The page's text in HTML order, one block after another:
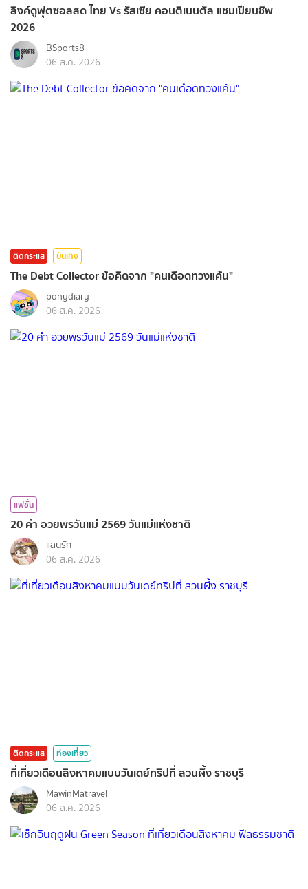
ลิงค์ดูฟุตซอลสด ไทย Vs รัสเซีย คอนติเนนตัล แชมเปียนชิพ
2026
BSports8
06 ส.ค. 2026
ติดกระแส บันเทิง
The Debt Collector ข้อคิดจาก "คนเดือดทวงแค้น"
ponydiary
06 ส.ค. 2026
แฟชั่น
20 คำ อวยพรวันแม่ 2569 วันแม่แห่งชาติ
แสนรัก
06 ส.ค. 2026
ติดกระแส ท่องเที่ยว
ที่เที่ยวเดือนสิงหาคมแบบวันเดย์ทริปที่ สวนผึ้ง ราชบุรี
MawinMatravel
06 ส.ค. 2026